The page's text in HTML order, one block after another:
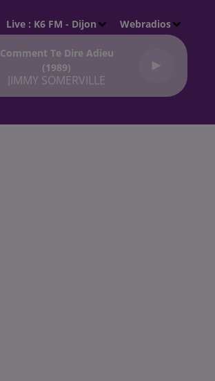
Live : K6 FM - Dijon Webradios
Comment Te Dire Adieu
(1989)
JIMMY SOMERVILLE